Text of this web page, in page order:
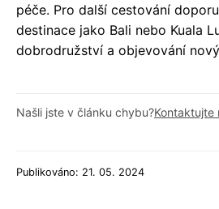
péče. Pro další cestování
destinace jako Bali nebo Kuala
dobrodružství a objevování
Našli jste v článku chybu?Kontaktujte
Publikováno: 21. 05. 2024